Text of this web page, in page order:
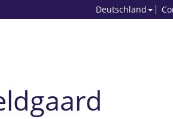
Deutschland